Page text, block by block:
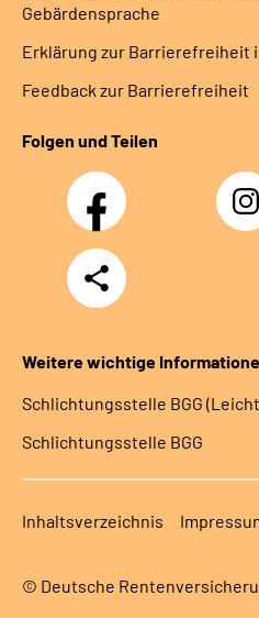
Gebärdensprache
Erklärung zur Barrierefreiheit
Feedback zur Barrierefreiheit
Folgen und Teilen
Facebook
Teilen
Weitere wichtige
Schlich­tungs­stel­le BGG
Schlich­tungs­stel­le BGG
Inhaltsverzeichnis
© Deutsche